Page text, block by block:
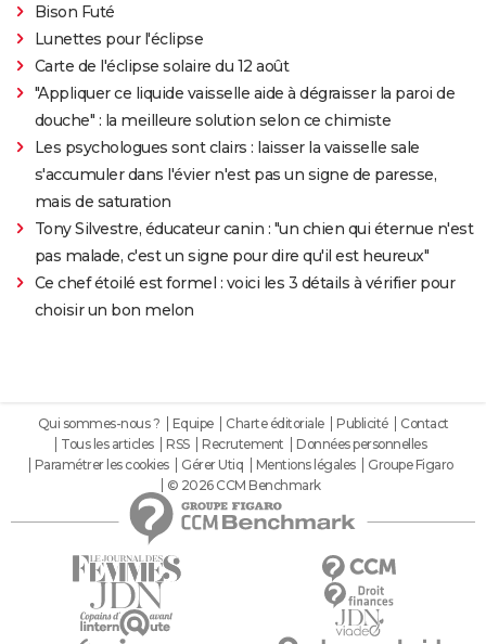
Bison Futé
Lunettes pour l'éclipse
Carte de l'éclipse solaire du 12 août
"Appliquer ce liquide vaisselle aide à dégraisser la paroi de
douche" : la meilleure solution selon ce chimiste
Les psychologues sont clairs : laisser la vaisselle sale
s'accumuler dans l'évier n'est pas un signe de paresse,
mais de saturation
Tony Silvestre, éducateur canin : "un chien qui éternue n'est
pas malade, c'est un signe pour dire qu'il est heureux"
Ce chef étoilé est formel : voici les 3 détails à vérifier pour
choisir un bon melon
Qui sommes-nous ? Equipe Charte éditoriale Publicité
Contact
Tous les articles
RSS Recrutement
Données personnelles
Paramétrer les cookies
Gérer Utiq Mentions légales
Groupe Figaro
© 2026 CCM Benchmark